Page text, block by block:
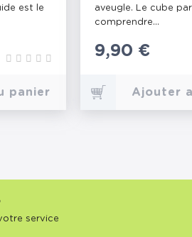
est le
panier
aveugle. Le cube
comprendre...
Prix
9,90 €
Ajouter
service